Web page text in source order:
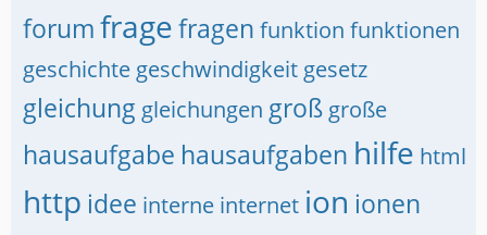
forumfragefragen funktion funktionen
geschichte geschwindigkeit gesetz
gleichung gleichungen groß große
hausaufgabe hausaufgaben hilfe html
http idee interne internet ion ionen